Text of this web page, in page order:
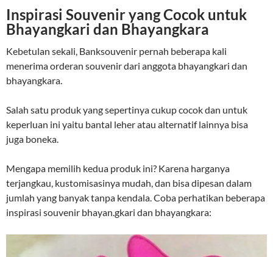
Inspirasi Souvenir yang Cocok untuk
Bhayangkari dan Bhayangkara
Kebetulan sekali, Banksouvenir pernah beberapa kali
menerima orderan souvenir dari anggota bhayangkari dan
bhayangkara.
Salah satu produk yang sepertinya cukup cocok dan untuk
keperluan ini yaitu bantal leher atau alternatif lainnya bisa
juga boneka.
Mengapa memilih kedua produk ini? Karena harganya
terjangkau, kustomisasinya mudah, dan bisa dipesan dalam
jumlah yang banyak tanpa kendala. Coba perhatikan beberapa
inspirasi souvenir bhayan.gkari dan bhayangkara: